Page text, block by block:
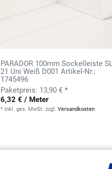
PARADOR 100mm Sockelleiste
21 Uni Weiß D001 Artikel-Nr.:
1745496
13,90 € *
6,32 € / Meter
* inkl. ges. MwSt. zzgl.Versandkosten